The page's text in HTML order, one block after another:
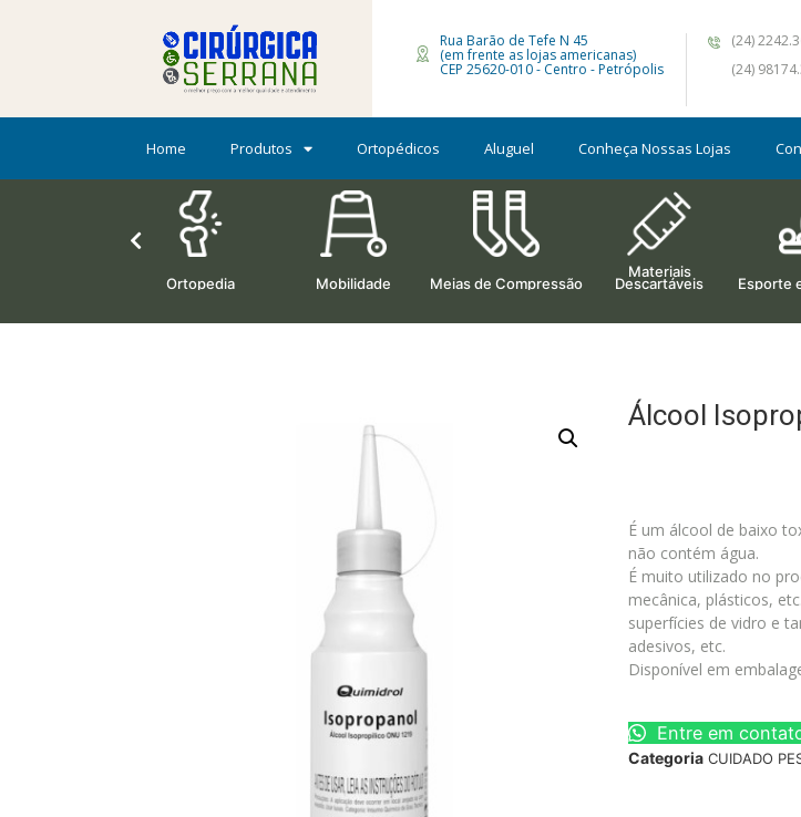
Rua Barão de Tefe N 45
(em frente as lojas americanas)
CEP 25620-010 - Centro - Petrópolis
(24)
(24)
Home Produtos Ortopédicos Aluguel Conheça Nossas Lojas
Ortopedia Mobilidade Meias de Compressão
Materiais
Descartáveis Esporte
Álcool
É um álcool de baixo
não contém água.
É muito utilizado no
mecânica, plásticos,
superfícies de vidro e
adesivos, etc.
Disponível em
Entre em
Categoria CUIDADO